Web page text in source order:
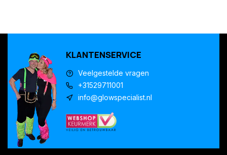
KLANTENSERVICE
Veelgestelde vragen
+31529711001
info@glowspecialist.nl